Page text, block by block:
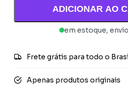
ADICIONAR AO
em estoque,
Frete grátis para todo o
Apenas produtos originais